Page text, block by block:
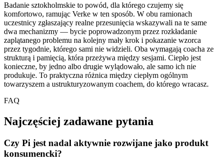
Badanie sztokholmskie to powód, dla którego czujemy się
komfortowo, ramując Verke w ten sposób. W obu ramionach
uczestnicy zgłaszający realne przesunięcia wskazywali na te same
dwa mechanizmy — bycie poprowadzonym przez rozkładanie
zaplątanego problemu na kolejny mały krok i pokazanie wzorca
przez tygodnie, którego sami nie widzieli. Oba wymagają coacha ze
strukturą i pamięcią, która przeżywa między sesjami. Ciepło jest
konieczne, by jedno albo drugie wylądowało, ale samo ich nie
produkuje. To praktyczna różnica między ciepłym ogólnym
towarzyszem a ustrukturyzowanym coachem, do którego wracasz.
FAQ
Najczęściej zadawane pytania
Czy Pi jest nadal aktywnie rozwijane jako produkt
konsumencki?